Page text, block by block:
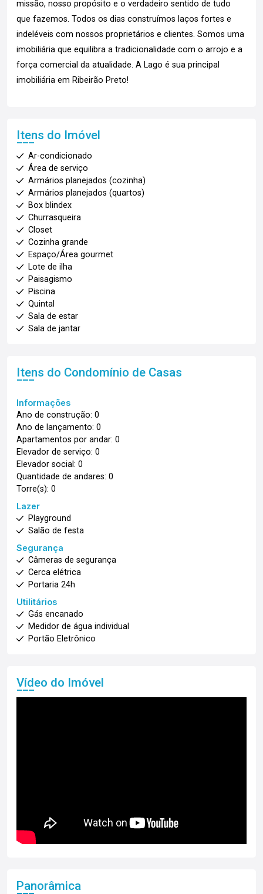
missão, nosso propósito e o verdadeiro sentido de tudo
que fazemos. Todos os dias construímos laços fortes e
indeléveis com nossos proprietários e clientes. Somos uma
imobiliária que equilibra a tradicionalidade com o arrojo e a
força comercial da atualidade. A Lago é sua principal
imobiliária em Ribeirão Preto!
Itens do Imóvel
Ar-condicionado
Área de serviço
Armários planejados (cozinha)
Armários planejados (quartos)
Box blindex
Churrasqueira
Closet
Cozinha grande
Espaço/Área gourmet
Lote de ilha
Paisagismo
Piscina
Quintal
Sala de estar
Sala de jantar
Itens do Condomínio de Casas
Informações
Ano de construção: 0
Ano de lançamento: 0
Apartamentos por andar: 0
Elevador de serviço: 0
Elevador social: 0
Quantidade de andares: 0
Torre(s): 0
Lazer
Playground
Salão de festa
Segurança
Câmeras de segurança
Cerca elétrica
Portaria 24h
Utilitários
Gás encanado
Medidor de água individual
Portão Eletrônico
Vídeo do Imóvel
Panorâmica